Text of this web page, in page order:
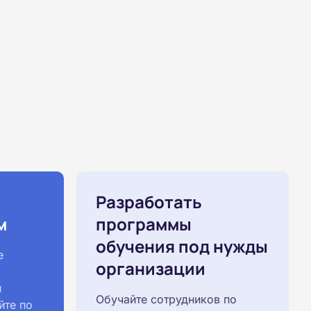
по
Разработать
программы
обучения под нужды
организации
Обучайте сотрудников по